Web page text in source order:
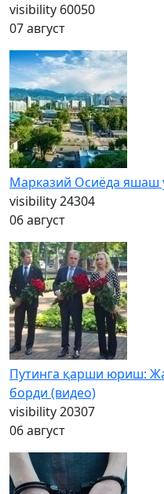
visibility 60050
07 август
Марказий Осиёда яшаш
visibility24304
06 август
Путинга қарши юриш:
борди (видео)
visibility20307
06 август